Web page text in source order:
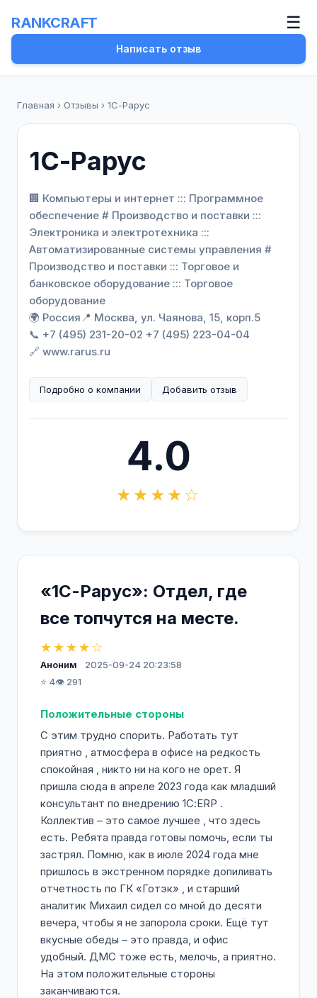
RANKCRAFT ☰
Написать отзыв
Главная › Отзывы › 1С-Рарус
1С-Рарус
🏢 Компьютеры и интернет ::: Программное
обеспечение # Производство и поставки :::
Электроника и электротехника :::
Автоматизированные системы управления #
Производство и поставки ::: Торговое и
банковское оборудование ::: Торговое
оборудование
🌍 Россия📍 Москва, ул. Чаянова, 15, корп.5
📞 +7 (495) 231-20-02 +7 (495) 223-04-04
🔗 www.rarus.ru
Подробно о компании Добавить отзыв
4.0
★★★★☆
«1С-Рарус»: Отдел, где
все топчутся на месте.
★★★★☆
Аноним
2025-09-24 20:23:58
⭐ 4👁️ 291
Положительные стороны
С этим трудно спорить. Работать тут
приятно , атмосфера в офисе на редкость
спокойная , никто ни на кого не орет. Я
пришла сюда в апреле 2023 года как младший
консультант по внедрению 1С:ERP .
Коллектив – это самое лучшее , что здесь
есть. Ребята правда готовы помочь, если ты
застрял. Помню, как в июле 2024 года мне
пришлось в экстренном порядке допиливать
отчетность по ГК «Готэк» , и старший
аналитик Михаил сидел со мной до десяти
вечера, чтобы я не запорола сроки. Ещё тут
вкусные обеды – это правда, и офис
удобный. ДМС тоже есть, мелочь, а приятно.
На этом положительные стороны
заканчиваются.